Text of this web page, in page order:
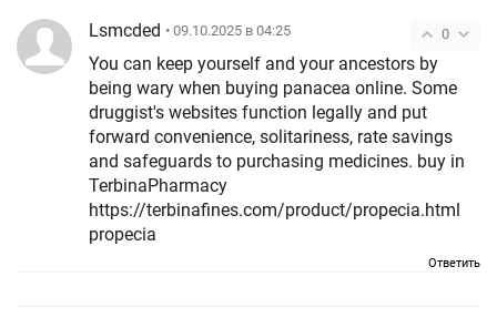
0
Lsmcded • 09.10.2025 в 04:25
You can keep yourself and your ancestors by
being wary when buying panacea online. Some
druggist's websites function legally and put
forward convenience, solitariness, rate savings
and safeguards to purchasing medicines. buy in
TerbinaPharmacy
https://terbinafines.com/product/propecia.html
propecia
Ответить